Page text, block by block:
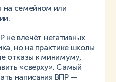
на семейном или
не влечёт негативных
но на практике школы
отказы к минимуму,
«сверху». Самый
написания ВПР —